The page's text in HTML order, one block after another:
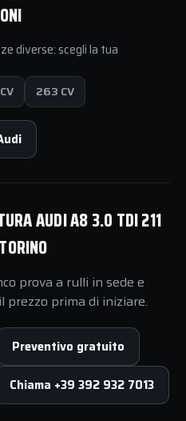
diverse: scegli la tua
263 CV
AUDI A8 3.0 TDI 211
prova a rulli in sede e
prezzo prima di iniziare.
Preventivo gratuito
Chiama +39 392 932 7013